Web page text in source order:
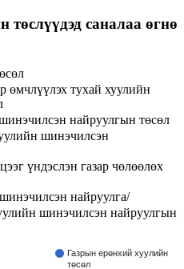
төслүүдэд саналаа өгнө
өмчлүүлэх тухай хуулийн
найруулгын төсөл
шинэчилсэн
үндэслэн газар чөлөөлөх
найруулга/
шинэчилсэн найруулгын
Газрын ерөнхий хуулийн
төсөл